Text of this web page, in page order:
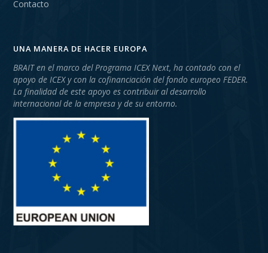
Contacto
UNA MANERA DE HACER EUROPA
BRAIT en el marco del Programa ICEX Next, ha contado con el
apoyo de ICEX y con la cofinanciación del fondo europeo FEDER.
La finalidad de este apoyo es contribuir al desarrollo
internacional de la empresa y de su entorno.